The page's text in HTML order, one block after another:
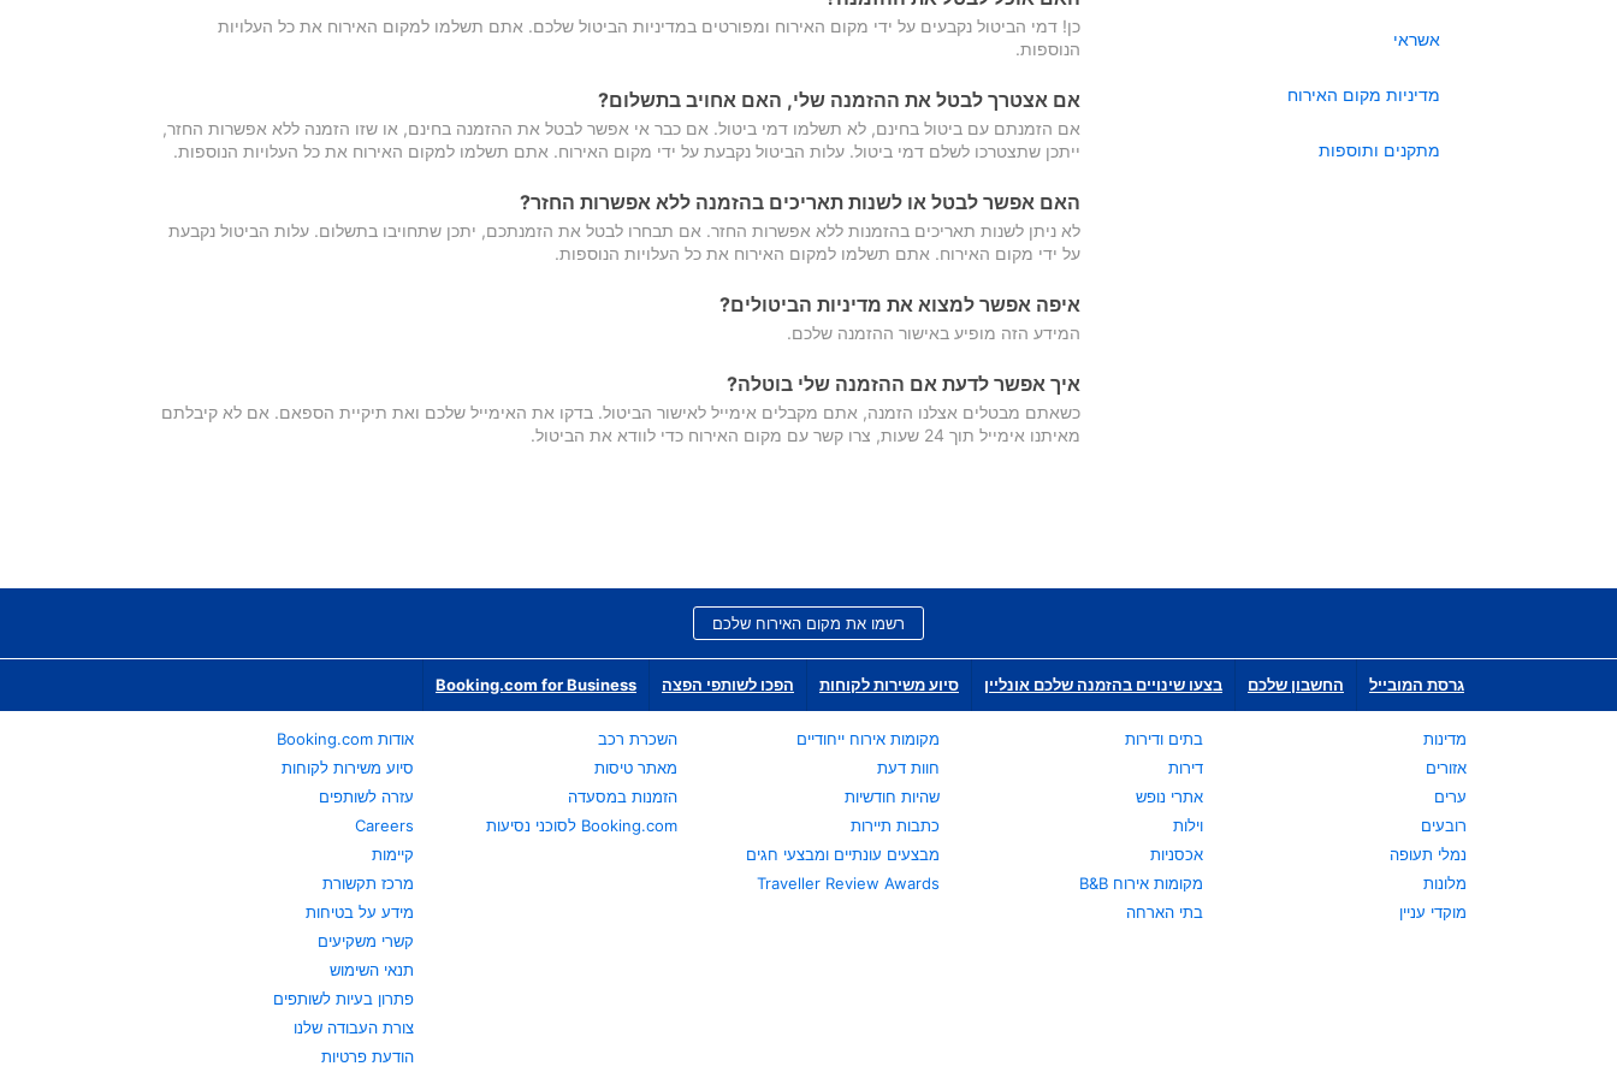
אשראי
מדיניות מקום האירוח
מתקנים ותוספות
כן! דמי הביטול נקבעים על ידי מקום האירוח ומפורטים במדיניות הביטול שלכם. אתם תשלמו למקום האירוח את כל העלויות
הנוספות.
אם אצטרך לבטל את ההזמנה שלי, האם אחויב בתשלום?
אם הזמנתם עם ביטול בחינם, לא תשלמו דמי ביטול. אם כבר אי אפשר לבטל את ההזמנה בחינם, או שזו הזמנה ללא אפשרות החזר,
ייתכן שתצטרכו לשלם דמי ביטול. עלות הביטול נקבעת על ידי מקום האירוח. אתם תשלמו למקום האירוח את כל העלויות הנוספות.
האם אפשר לבטל או לשנות תאריכים בהזמנה ללא אפשרות החזר?
לא ניתן לשנות תאריכים בהזמנות ללא אפשרות החזר. אם תבחרו לבטל את הזמנתכם, יתכן שתחויבו בתשלום. עלות הביטול נקבעת
על ידי מקום האירוח. אתם תשלמו למקום האירוח את כל העלויות הנוספות.
איפה אפשר למצוא את מדיניות הביטולים?
המידע הזה מופיע באישור ההזמנה שלכם.
איך אפשר לדעת אם ההזמנה שלי בוטלה?
כשאתם מבטלים אצלנו הזמנה, אתם מקבלים אימייל לאישור הביטול. בדקו את האימייל שלכם ואת תיקיית הספאם. אם לא קיבלתם
מאיתנו אימייל תוך 24 שעות, צרו קשר עם מקום האירוח כדי לוודא את הביטול.
רשמו את מקום האירוח שלכם
גרסת המובייל החשבון שלכם בצעו שינויים בהזמנה שלכם אונליין סיוע משירות לקוחות הפכו לשותפי הפצה Booking.com for Business
מדינות
אזורים
ערים
רובעים
נמלי תעופה
מלונות
מוקדי עניין
בתים ודירות
דירות
אתרי נופש
וילות
אכסניות
מקומות אירוח B&B
בתי הארחה
מקומות אירוח ייחודיים
חוות דעת
שהיות חודשיות
כתבות תיירות
מבצעים עונתיים ומבצעי חגים
Traveller Review Awards
השכרת רכב
מאתר טיסות
הזמנות במסעדה
Booking.com לסוכני נסיעות
אודות Booking.com
סיוע משירות לקוחות
עזרה לשותפים
Careers
קיימות
מרכז תקשורת
מידע על בטיחות
קשרי משקיעים
תנאי השימוש
פתרון בעיות לשותפים
צורת העבודה שלנו
הודעת פרטיות